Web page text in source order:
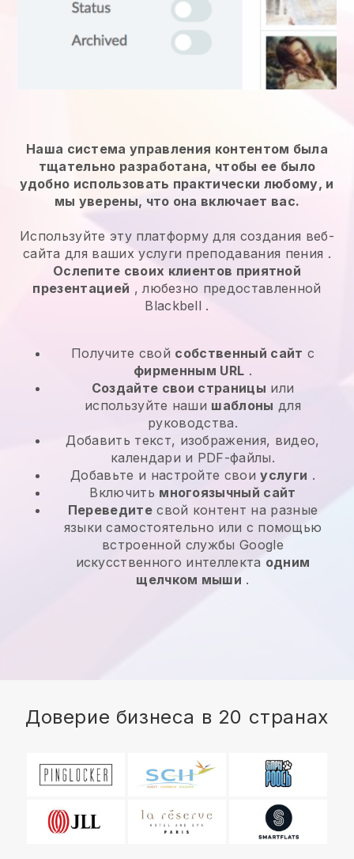
Наша система управления контентом была
тщательно разработана, чтобы ее было
удобно использовать практически любому, и
мы уверены, что она включает вас.
Используйте эту платформу для создания веб-
сайта для вашихуслуги преподавания пения .
Ослепите своих клиентов приятной
презентацией , любезно предоставленной
Blackbell .
Получите свой собственный сайт с
фирменным URL .
Создайте свои страницы или
используйте наши шаблоны для
руководства.
Добавить текст, изображения, видео,
календари и PDF-файлы.
Добавьте и настройте своиуслуги .
Включить многоязычный сайт
Переведитесвой контент на разные
языки самостоятельно или с помощью
встроенной службы Google
искусственного интеллекта одним
щелчком мыши .
Доверие бизнеса в 20 странах